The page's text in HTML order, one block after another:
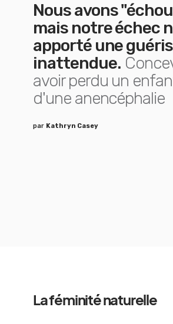
Nous avons
mais notre échec
apporté une
inattendue.
avoir perdu un
d'une anencéphalie
par Kathryn Casey
La féminité naturelle